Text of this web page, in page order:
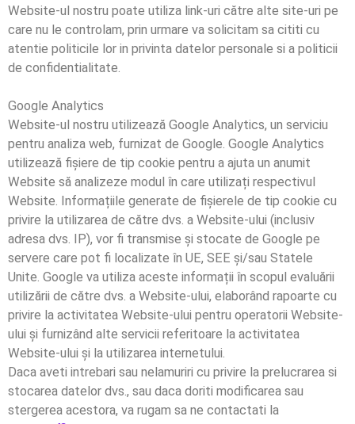
Website-ul nostru poate utiliza link-uri către alte site-uri pe
care nu le controlam, prin urmare va solicitam sa cititi cu
atentie politicile lor in privinta datelor personale si a politicii
de confidentialitate.
Google Analytics
Website-ul nostru utilizează Google Analytics, un serviciu
pentru analiza web, furnizat de Google. Google Analytics
utilizează fișiere de tip cookie pentru a ajuta un anumit
Website să analizeze modul în care utilizați respectivul
Website. Informațiile generate de fișierele de tip cookie cu
privire la utilizarea de către dvs. a Website-ului (inclusiv
adresa dvs. IP), vor fi transmise și stocate de Google pe
servere care pot fi localizate în UE, SEE şi/sau Statele
Unite. Google va utiliza aceste informații în scopul evaluării
utilizării de către dvs. a Website-ului, elaborând rapoarte cu
privire la activitatea Website-ului pentru operatorii Website-
ului și furnizând alte servicii referitoare la activitatea
Website-ului și la utilizarea internetului.
Daca aveti intrebari sau nelamuriri cu privire la prelucrarea si
stocarea datelor dvs., sau daca doriti modificarea sau
stergerea acestora, va rugam sa ne contactati la